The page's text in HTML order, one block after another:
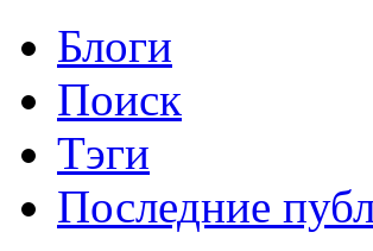
Блоги
Поиск
Тэги
Последние